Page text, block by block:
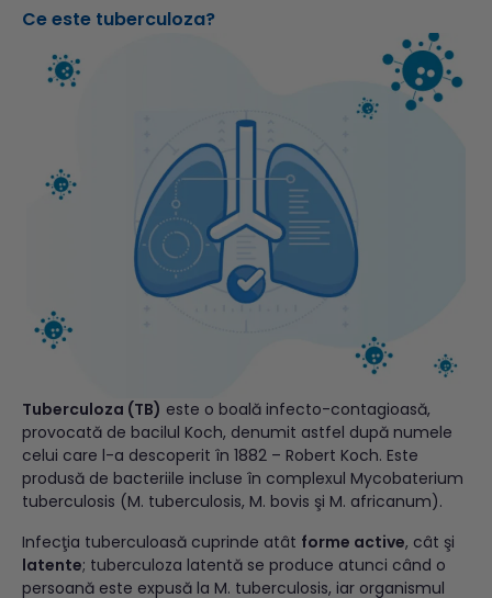
Ce este tuberculoza?
Tuberculoza (TB) este o boală infecto-contagioasă,
provocată de bacilul Koch, denumit astfel după numele
celui care l-a descoperit în 1882 – Robert Koch. Este
produsă de bacteriile incluse în complexul Mycobaterium
tuberculosis (M. tuberculosis, M. bovis şi M. africanum).
Infecţia tuberculoasă cuprinde atât forme active, cât şi
latente; tuberculoza latentă se produce atunci când o
persoană este expusă la M. tuberculosis, iar organismul